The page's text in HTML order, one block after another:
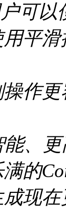
可
用平
作
、
的
现